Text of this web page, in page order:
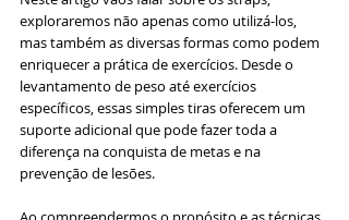
exploraremos não apenas como utilizá-los,
mas também as diversas formas como podem
enriquecer a prática de exercícios. Desde o
levantamento de peso até exercícios
específicos, essas simples tiras oferecem um
suporte adicional que pode fazer toda a
diferença na conquista de metas e na
prevenção de lesões.